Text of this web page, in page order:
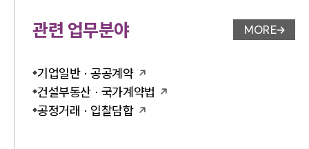
관련 업무분야 업무분야
MORE
기업일반 · 공공계약
건설부동산 · 국가계약법
공정거래 · 입찰담합